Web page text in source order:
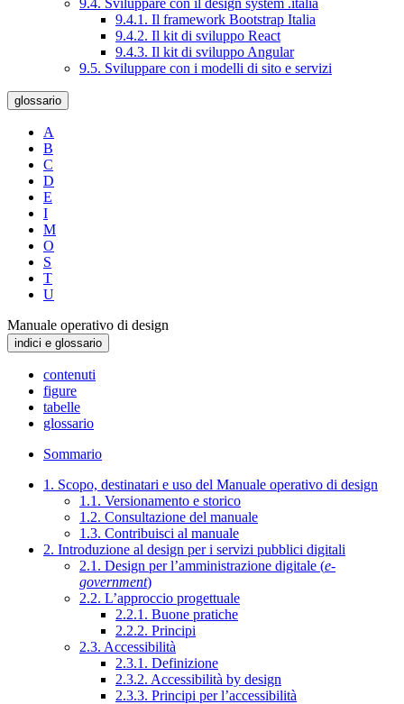
9.4. Sviluppare con il design system .italia
9.4.1. Il framework Bootstrap Italia
9.4.2. Il kit di sviluppo React
9.4.3. Il kit di sviluppo Angular
9.5. Sviluppare con i modelli di sito e servizi
glossario
A
B
C
D
E
I
M
O
S
T
U
Manuale operativo di design
indici e glossario
contenuti
figure
tabelle
glossario
Sommario
1. Scopo, destinatari e uso del Manuale operativo di design
1.1. Versionamento e storico
1.2. Consultazione del manuale
1.3. Contribuisci al manuale
2. Introduzione al design per i servizi pubblici digitali
2.1. Design per l’amministrazione digitale (e-
government)
2.2. L’approccio progettuale
2.2.1. Buone pratiche
2.2.2. Principi
2.3. Accessibilità
2.3.1. Definizione
2.3.2. Accessibilità by design
2.3.3. Principi per l’accessibilità